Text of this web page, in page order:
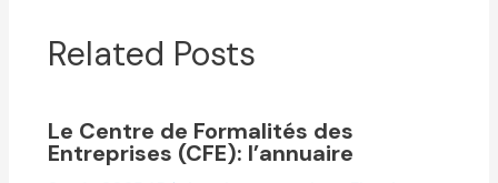
Related Posts
Le Centre de Formalités des
Entreprises (CFE): l’annuaire